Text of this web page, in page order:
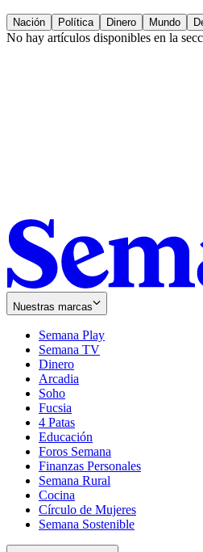
Nación Política Dinero Mundo
No hay artículos disponibles en la
Nuestras marcas
Semana Play
Semana TV
Dinero
Arcadia
Soho
in
new
window
Fucsia
in
new
window
4 Patas
Educación
Foros Semana
Finanzas Personales
Semana Rural
Cocina
Círculo de Mujeres
Semana Sostenible